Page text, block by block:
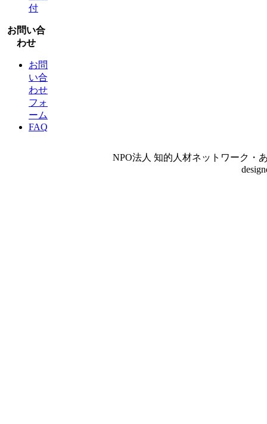
付
お問い合
わせ
お問
い合
わせ
フォ
ーム
FAQ
NPO法人 知的人材ネットワーク・